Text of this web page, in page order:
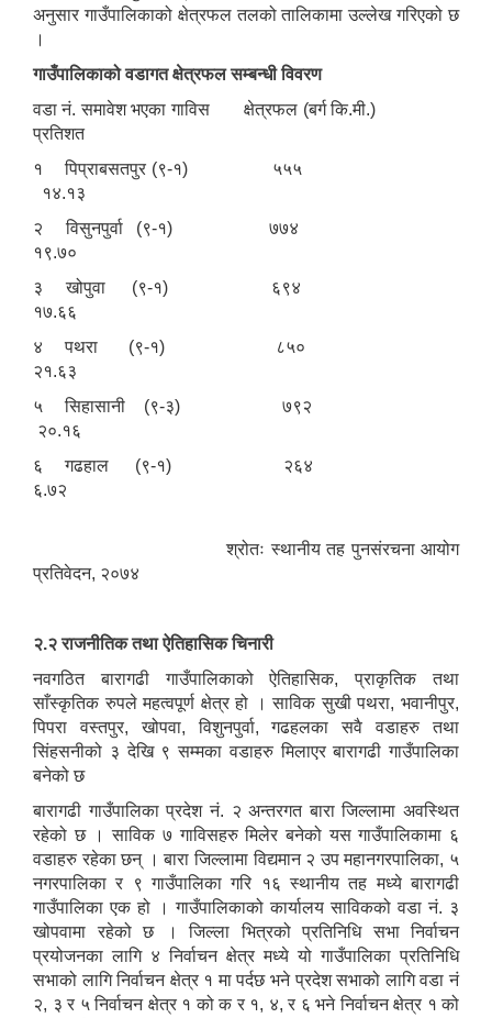
अनुसार गाउँपालिकाको क्षेत्रफल तलको तालिकामा उल्लेख गरिएको छ
।
गाउँपालिकाको वडागत क्षेत्रफल सम्बन्धी विवरण
वडा नं. समावेश भएका गाविस क्षेत्रफल (बर्ग कि.मी.)
प्रतिशत
१ पिप्राबसतपुर (९-१) ५५५
१४.१३
२ विसुनपुर्वा (९-१) ७७४
१९.७०
३ खोपुवा (९-१) ६९४
१७.६६
४ पथरा (९-१) ८५०
२१.६३
५ सिहासानी (९-३) ७९२
२०.१६
६ गढहाल (९-१) २६४
६.७२
श्रोतः स्थानीय तह पुनसंरचना आयोग
प्रतिवेदन, २०७४
२.२ राजनीतिक तथा ऐतिहासिक चिनारी
नवगठित बारागढी गाउँपालिकाको ऐतिहासिक, प्राकृतिक तथा
साँस्कृतिक रुपले महत्वपूर्ण क्षेत्र हो । साविक सुखी पथरा, भवानीपुर,
पिपरा वस्तपुर, खोपवा, विशुनपुर्वा, गढहलका सवै वडाहरु तथा
सिंहसनीको ३ देखि ९ सम्मका वडाहरु मिलाएर बारागढी गाउँपालिका
बनेको छ
बारागढी गाउँपालिका प्रदेश नं. २ अन्तरगत बारा जिल्लामा अवस्थित
रहेको छ । साविक ७ गाविसहरु मिलेर बनेको यस गाउँपालिकामा ६
वडाहरु रहेका छन् । बारा जिल्लामा विद्यमान २ उप महानगरपालिका, ५
नगरपालिका र ९ गाउँपालिका गरि १६ स्थानीय तह मध्ये बारागढी
गाउँपालिका एक हो । गाउँपालिकाको कार्यालय साविकको वडा नं. ३
खोपवामा रहेको छ । जिल्ला भित्रको प्रतिनिधि सभा निर्वाचन
प्रयोजनका लागि ४ निर्वाचन क्षेत्र मध्ये यो गाउँपालिका प्रतिनिधि
सभाको लागि निर्वाचन क्षेत्र १ मा पर्दछ भने प्रदेश सभाको लागि वडा नं
२, ३ र ५ निर्वाचन क्षेत्र १ को क र १, ४, र ६ भने निर्वाचन क्षेत्र १ को